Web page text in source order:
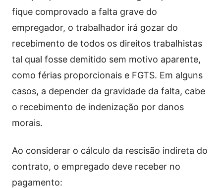
fique comprovado a falta grave do
empregador, o trabalhador irá gozar do
recebimento de todos os direitos trabalhistas
tal qual fosse demitido sem motivo aparente,
como férias proporcionais e FGTS. Em alguns
casos, a depender da gravidade da falta, cabe
o recebimento de indenização por danos
morais.
Ao considerar o cálculo da rescisão indireta do
contrato, o empregado deve receber no
pagamento: